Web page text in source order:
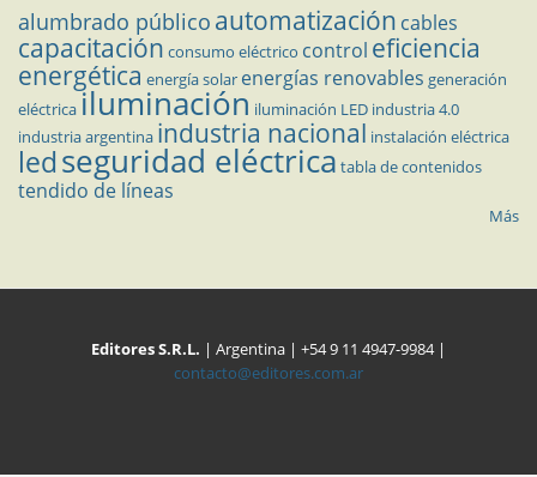
alumbrado público automatización cables
capacitación consumo eléctrico control eficiencia
energética energía solar energías renovables generación
eléctricailuminación iluminación LED industria 4.0
industria argentina industria nacional instalación eléctrica
ledseguridad eléctrica tabla de contenidos
tendido de líneas
Más
Editores S.R.L. | Argentina | +54 9 11 4947-9984 |
contacto@editores.com.ar